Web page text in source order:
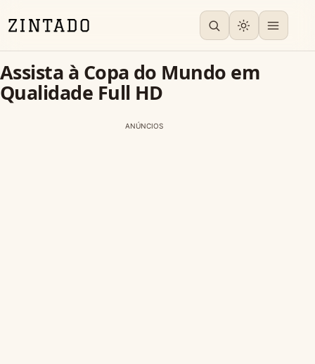
Assista à Copa do Mundo em
Qualidade Full HD
ANÚNCIOS